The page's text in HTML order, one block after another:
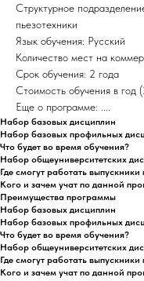
Структурное
пьезотехники
Язык обучения: Русский
Количество мест на
Срок обучения: 2 года
Стоимость обучения в год
Еще о программе: ....
Набор базовых дисциплин
Набор базовых профильных
Что будет во время обучения?
Набор общеуниверситетских
Где смогут работать
Кого и зачем учат по данной
Преимущества программы
Набор базовых дисциплин
Набор базовых профильных
Что будет во время обучения?
Набор общеуниверситетских
Где смогут работать
Кого и зачем учат по данной